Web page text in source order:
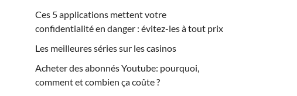
Ces 5 applications mettent votre
confidentialité en danger : évitez-les à tout prix
Les meilleures séries sur les casinos
Acheter des abonnés Youtube: pourquoi,
comment et combien ça coûte ?